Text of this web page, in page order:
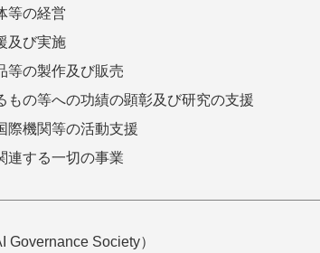
等の経営
及び実施
等の製作及び販売
もの等への功績の顕彰及び研究の支援
際機関等の活動支援
連する一切の事業
Governance Society）